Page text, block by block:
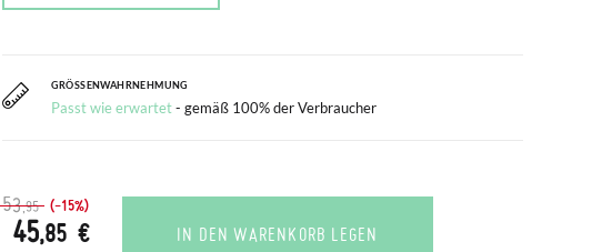
GRÖSSENWAHRNEHMUNG
Passt wie erwartet - gemäß 100% der Verbraucher
53,95 (-15%)
45,85 € IN DEN WARENKORB LEGEN